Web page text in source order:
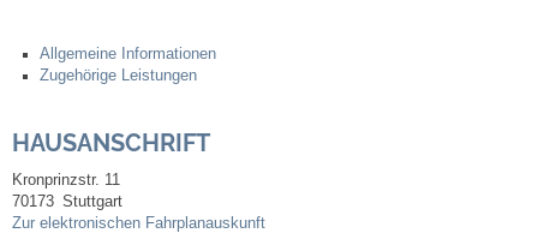
Gebühren und Beiträge
Ortsrecht
Haushalt 2026
Allgemeine Informationen
Zugehörige Leistungen
HAUSANSCHRIFT
Kronprinzstr. 11
70173 Stuttgart
Zur elektronischen Fahrplanauskunft